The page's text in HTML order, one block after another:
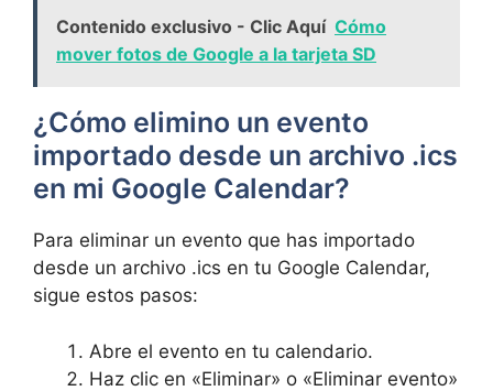
Contenido exclusivo - Clic Aquí Cómo
mover fotos de Google a la tarjeta SD
¿Cómo elimino un evento
importado desde un archivo .ics
en mi Google Calendar?
Para eliminar un evento que has importado
desde un archivo .ics en tu Google Calendar,
sigue estos pasos:
Abre el evento en tu calendario.
Haz clic en «Eliminar» o «Eliminar evento»